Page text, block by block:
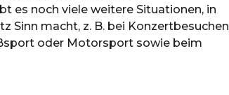
es noch viele weitere Situationen, in
Sinn macht, z. B. bei Konzertbesuchen
oder Motorsport sowie beim